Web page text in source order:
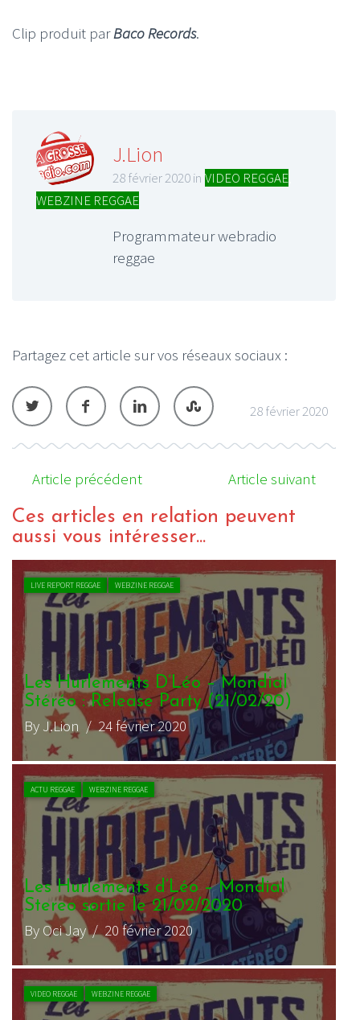
Clip produit parBaco Records.
J.Lion
28 février 2020 in VIDEO REGGAE
WEBZINE REGGAE
Programmateur webradio
reggae
Partagez cet article sur vos réseaux sociaux :
28 février 2020
Article précédent Article suivant
Ces articles en relation peuvent
aussi vous intéresser...
LIVE REPORT REGGAE WEBZINE REGGAE
Les Hurlements D’Léo – Mondial
Stéréo : Release Party (21/02/20)
By J.Lion / 24 février 2020
ACTU REGGAE WEBZINE REGGAE
Les Hurlements d’Léo – Mondial
Stereo sortie le 21/02/2020
By Oci Jay/ 20 février 2020
VIDEO REGGAE WEBZINE REGGAE